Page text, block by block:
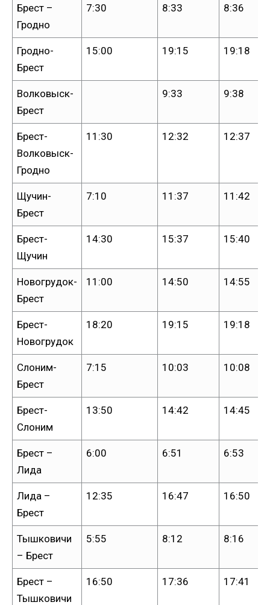
Брест –
Гродно
7:30 8:33 8:36
Гродно-
Брест
15:00 19:15 19:18
Волковыск-
Брест
9:33 9:38
Брест-
Волковыск-
Гродно
11:30 12:32 12:37
Щучин-
Брест
7:10 11:37 11:42
Брест-
Щучин
14:30 15:37 15:40
Новогрудок-
Брест
11:00 14:50 14:55
Брест-
Новогрудок
18:20 19:15 19:18
Слоним-
Брест
7:15 10:03 10:08
Брест-
Слоним
13:50 14:42 14:45
Брест –
Лида
6:00 6:51 6:53
Лида –
Брест
12:35 16:47 16:50
Тышковичи
– Брест
5:55 8:12 8:16
Брест –
Тышковичи
16:50 17:36 17:41